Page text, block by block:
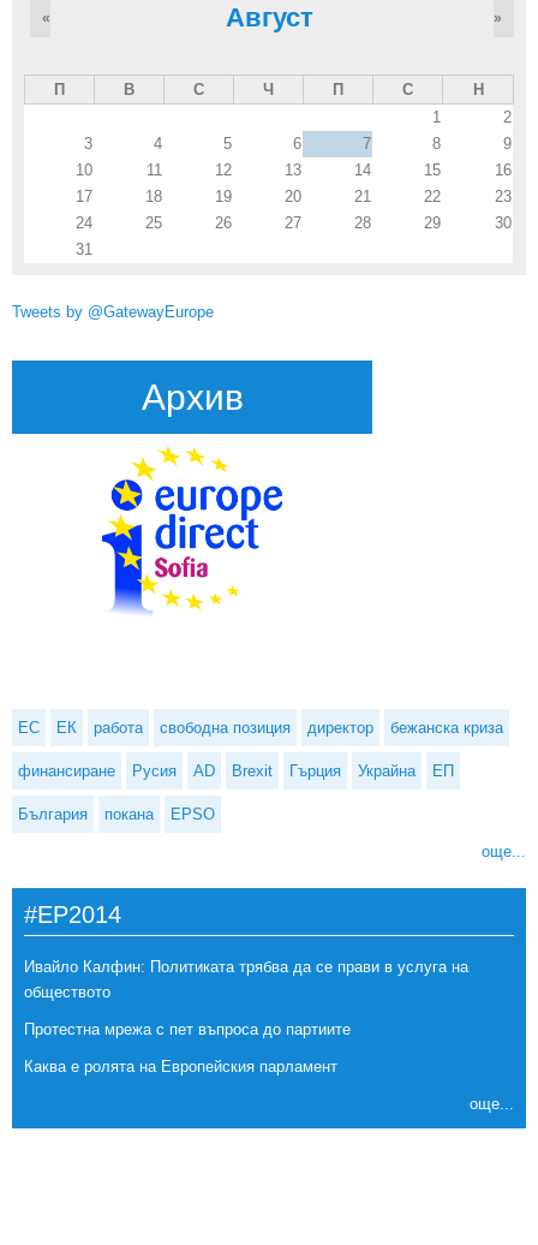
Август
« »
П В С Ч П С
Н
1
2
3
4 5 6 7 8
9
10
11 12 13 14 15
16
17
18 19 20 21 22
23
24
25 26 27 28 29
30
31
Tweets by @GatewayEurope
Архив
ЕС ЕК работа свободна позиция директор бежанска криза
финансиране Русия AD Brexit Гърция Украйна ЕП
България покана EPSO
още...
#EP2014
Ивайло Калфин: Политиката трябва да се прави в услуга на
обществото
Протестна мрежа с пет въпроса до партиите
Каква е ролята на Европейския парламент
още...